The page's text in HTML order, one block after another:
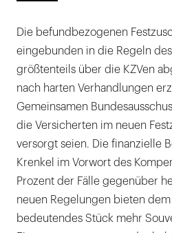
Die befundbezogenen
eingebunden in die Regeln
größtenteils über die KZVen
nach harten Verhandlungen
Gemeinsamen
die Versicherten im neuen
versorgt seien. Die finanzielle
Krenkel im Vorwort des
Prozent der Fälle gegenüber
neuen Regelungen bieten
bedeutendes Stück mehr